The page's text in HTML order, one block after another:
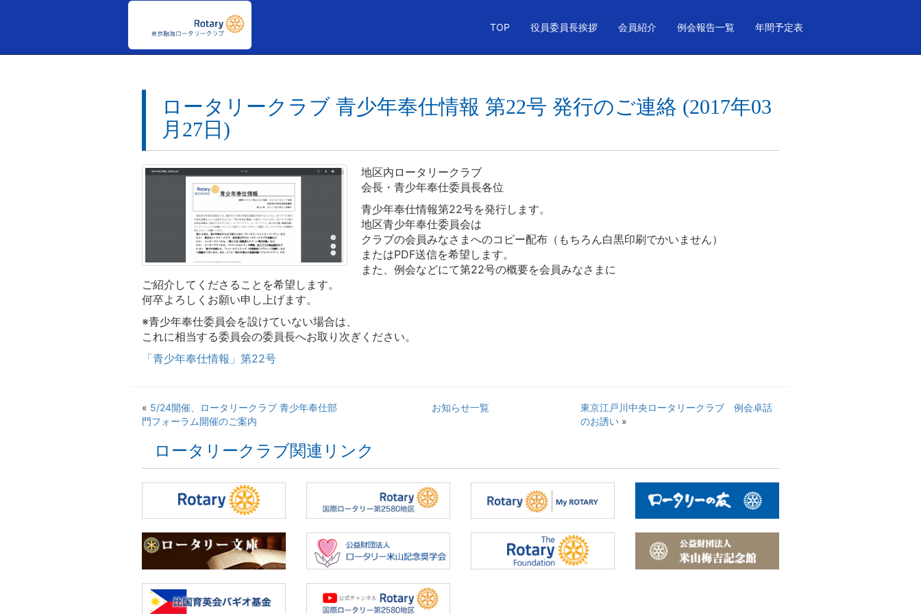
TOP 役員委員長挨拶 会員紹介 例会報告一覧 年間予定表
ロータリークラブ 青少年奉仕情報 第22号 発行のご連絡 (2017年03
月27日)
地区内ロータリークラブ
会長・青少年奉仕委員長各位
青少年奉仕情報第22号を発行します。
地区青少年奉仕委員会は
クラブの会員みなさまへのコピー配布（ もちろん白黒印刷でかいません）
またはPDF送信を希望します。
また、例会などにて第22号の概要を会員みなさまに
ご紹介してくださることを希望します。
何卒よろしくお願い申し上げます。
※青少年奉仕委員会を設けていない場合は、
これに相当する委員会の委員長へお取り次ぎください。
「青少年奉仕情報」第22号
« 5/24開催、ロータリークラブ 青少年奉仕部
門フォーラム開催のご案内
お知らせ一覧
東京江戸川中央ロータリークラブ 例会卓話
のお誘い»
ロータリークラブ関連リンク